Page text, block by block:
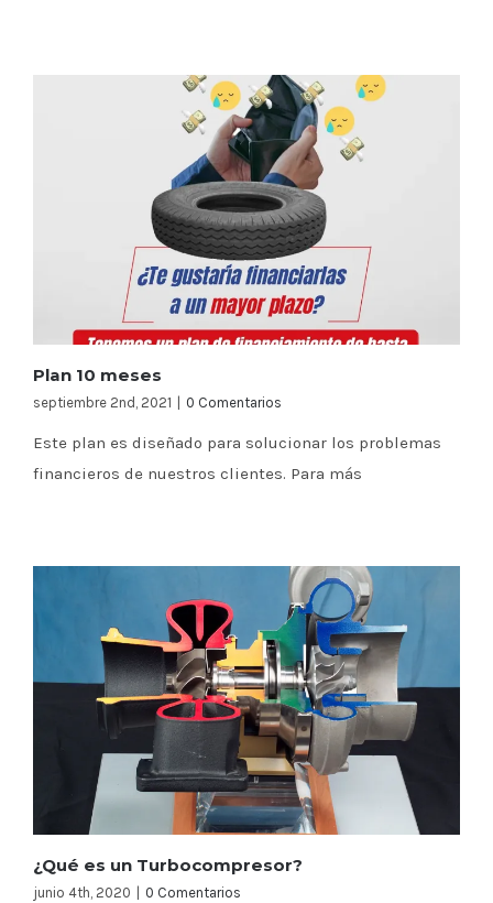
Plan 10 meses
septiembre 2nd, 2021 0 Comentarios
Este plan es diseñado para solucionar los problemas
financieros de nuestros clientes. Para más
¿Qué es un Turbocompresor?
junio 4th, 2020 0 Comentarios